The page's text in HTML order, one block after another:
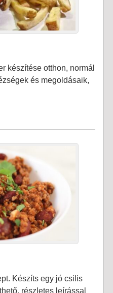
készítése otthon, normál
és megoldásaik,
Készíts egy jó csilis
részletes leírással